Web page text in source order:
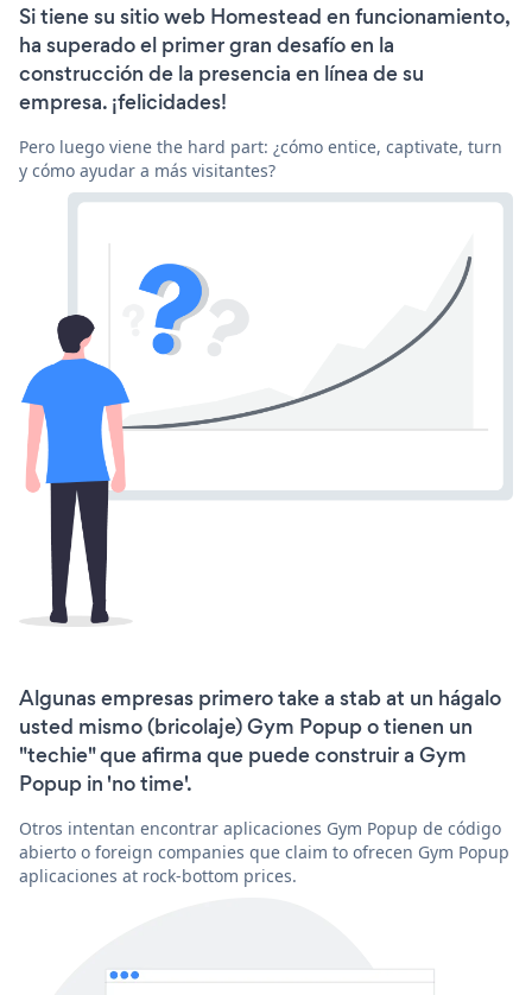
Si tiene su sitio web Homestead en funcionamiento,
ha superado el primer gran desafío en la
construcción de la presencia en línea de su
empresa. ¡felicidades!
Pero luego viene the hard part: ¿cómo entice, captivate, turn
y cómo ayudar a más visitantes?
Algunas empresas primero take a stab at un hágalo
usted mismo (bricolaje) Gym Popup o tienen un
"techie" que afirma que puede construir a Gym
Popup in 'no time'.
Otros intentan encontrar aplicaciones Gym Popup de código
abierto o foreign companies que claim to ofrecen Gym Popup
aplicaciones at rock-bottom prices.